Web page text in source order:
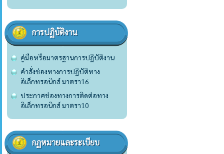
การปฏิบัติงาน
คู่มือหรือมาตรฐานการปฏิบัติงาน
คำสั่งช่องทางการปฏิบัติทาง
อิเล็กทรอนิกส์ มาตรา16
ประกาศช่องทางการติดต่อทาง
อิเล็กทรอนิกส์ มาตรา10
กฏหมายและระเบียบ